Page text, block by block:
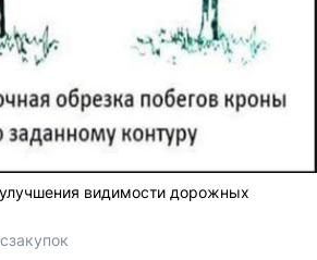
видимости дорожных